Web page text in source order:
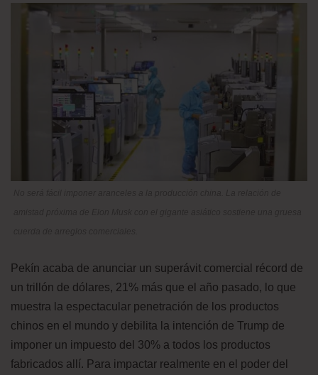
Pekín acaba de anunciar un superávit comercial récord de
un trillón de dólares, 21% más que el año pasado, lo que
muestra la espectacular penetración de los productos
chinos en el mundo y debilita la intención de Trump de
imponer un impuesto del 30% a todos los productos
fabricados allí. Para impactar realmente en el poder del